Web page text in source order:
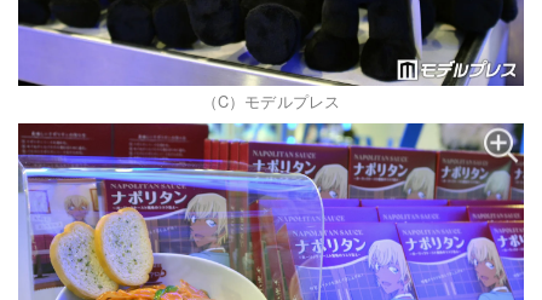
（C）モデルプレス